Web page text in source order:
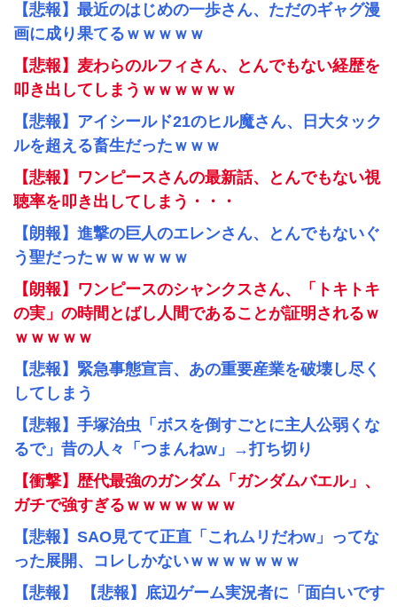
【悲報】最近のはじめの一歩さん、ただのギャグ漫
画に成り果てるｗｗｗｗｗ
【悲報】麦わらのルフィさん、とんでもない経歴を
叩き出してしまうｗｗｗｗｗｗ
【悲報】アイシールド21のヒル魔さん、日大タック
ルを超える畜生だったｗｗｗ
【悲報】ワンピースさんの最新話、とんでもない視
聴率を叩き出してしまう・・・
【朗報】進撃の巨人のエレンさん、とんでもないぐ
う聖だったｗｗｗｗｗｗ
【朗報】ワンピースのシャンクスさん、「トキトキ
の実」の時間とばし人間であることが証明されるｗ
ｗｗｗｗｗ
【悲報】緊急事態宣言、あの重要産業を破壊し尽く
してしまう
【悲報】手塚治虫「ボスを倒すごとに主人公弱くな
るで」昔の人々「つまんねw」→打ち切り
【衝撃】歴代最強のガンダム「ガンダムバエル」、
ガチで強すぎるｗｗｗｗｗｗｗ
【悲報】SAO見てて正直「これムリだわw」ってな
った展開、コレしかないｗｗｗｗｗｗｗ
【悲報】 【悲報】底辺ゲーム実況者に「面白いです